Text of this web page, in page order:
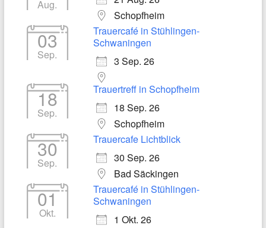
Aug.
Schopfheim
03
Sep.
Trauercafé in Stühlingen-
Schwaningen
3 Sep. 26
18
Sep.
Trauertreff in Schopfheim
18 Sep. 26
Schopfheim
30
Sep.
Trauercafe Lichtblick
30 Sep. 26
Bad Säckingen
01
Okt.
Trauercafé in Stühlingen-
Schwaningen
1 Okt. 26